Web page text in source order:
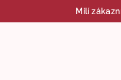
na
Milí